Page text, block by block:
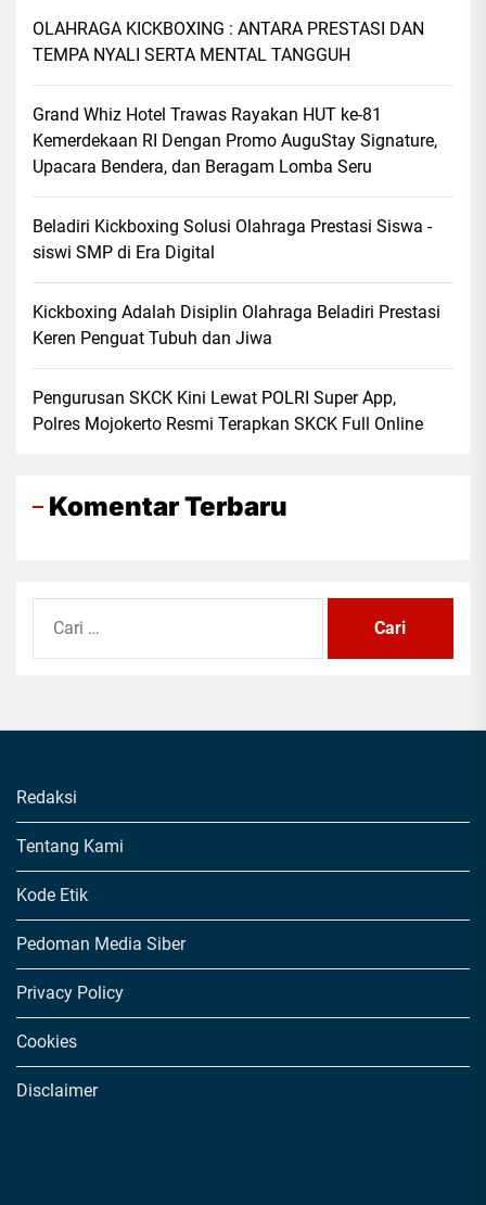
OLAHRAGA KICKBOXING : ANTARA PRESTASI DAN
TEMPA NYALI SERTA MENTAL TANGGUH
Grand Whiz Hotel Trawas Rayakan HUT ke-81
Kemerdekaan RI Dengan Promo AuguStay Signature,
Upacara Bendera, dan Beragam Lomba Seru
Beladiri Kickboxing Solusi Olahraga Prestasi Siswa -
siswi SMP di Era Digital
Kickboxing Adalah Disiplin Olahraga Beladiri Prestasi
Keren Penguat Tubuh dan Jiwa
Pengurusan SKCK Kini Lewat POLRI Super App,
Polres Mojokerto Resmi Terapkan SKCK Full Online
Komentar Terbaru
untuk:
Redaksi
Tentang Kami
Kode Etik
Pedoman Media Siber
Privacy Policy
Cookies
Disclaimer